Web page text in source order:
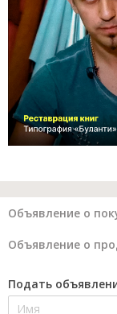
Объявление о
Объявление о
Подать